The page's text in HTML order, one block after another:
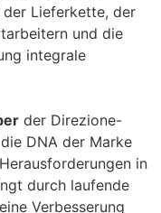
Lieferkette, der
und die
integrale
der Direzione-
DNA der Marke
in
durch laufende
Verbesserung